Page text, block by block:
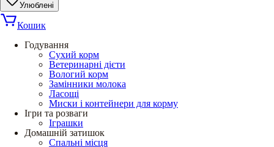
Улюблені
Кошик
Годування
Сухий корм
Ветеринарні дієти
Вологий корм
Замінники молока
Ласощі
Миски і контейнери для корму
Ігри та розваги
Іграшки
Домашній затишок
Спальні місця